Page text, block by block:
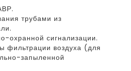
трубами из
охранной сигнализации.
фильтрации воздуха (для
запыленной